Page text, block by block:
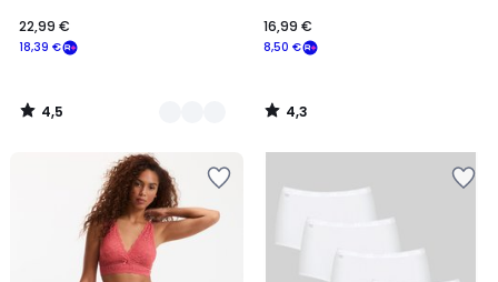
18,39 €
22,99 €
4,5
/
8,50 €
16,99 €
4,3
/